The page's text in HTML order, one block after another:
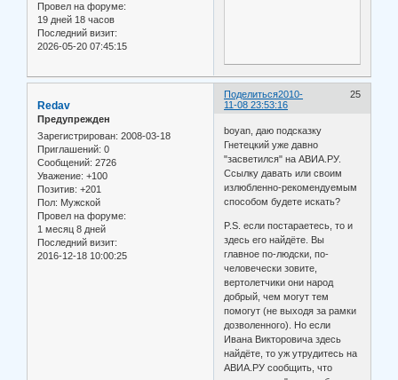
Провел на форуме:
19 дней 18 часов
Последний визит:
2026-05-20 07:45:15
Поделиться 25
2010-
11-08 23:53:16
Redav
Предупрежден
Зарегистрирован: 2008-03-18
Приглашений: 0
Сообщений: 2726
Уважение: +100
Позитив: +201
Пол: Мужской
Провел на форуме:
1 месяц 8 дней
Последний визит:
2016-12-18 10:00:25
boyan, даю подсказку
Гнетецкий уже давно
"засветился" на АВИА.РУ.
Ссылку давать или своим
излюбленно-рекомендуемым
способом будете искать?
P.S. если постараетесь, то и
здесь его найдёте. Вы
главное по-людски, по-
человечески зовите,
вертолетчики они народ
добрый, чем могут тем
помогут (не выходя за рамки
дозволенного). Но если
Ивана Викторовича здесь
найдёте, то уж утрудитесь на
АВИА.РУ сообщить, что